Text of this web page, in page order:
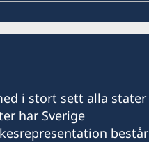
i stort sett alla stater
har Sverige
består